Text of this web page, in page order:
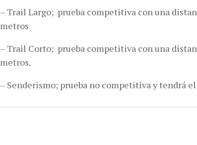
– Trail Largo; prueba competitiva con una
metros
– Trail Corto; prueba competitiva con una
metros.
– Senderismo; prueba no competitiva y tendrá